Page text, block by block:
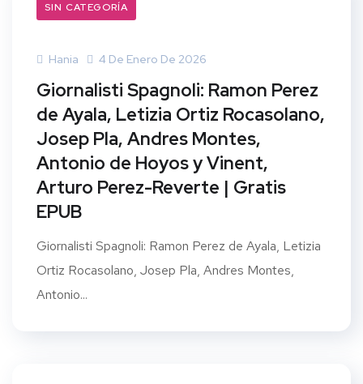
SIN CATEGORÍA
Hania 4 De Enero De 2026
Giornalisti Spagnoli: Ramon Perez
de Ayala, Letizia Ortiz Rocasolano,
Josep Pla, Andres Montes,
Antonio de Hoyos y Vinent,
Arturo Perez-Reverte | Gratis
EPUB
Giornalisti Spagnoli: Ramon Perez de Ayala, Letizia
Ortiz Rocasolano, Josep Pla, Andres Montes,
Antonio...